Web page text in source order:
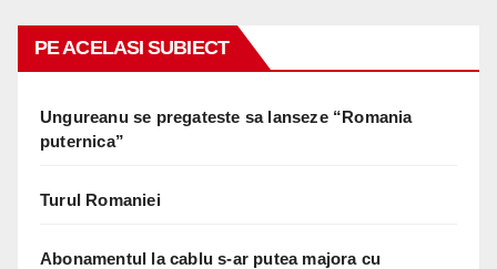
PE ACELASI SUBIECT
Ungureanu se pregateste sa lanseze “Romania
puternica”
Turul Romaniei
Abonamentul la cablu s-ar putea majora cu